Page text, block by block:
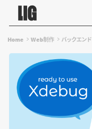
Home Web制作 バックエンド